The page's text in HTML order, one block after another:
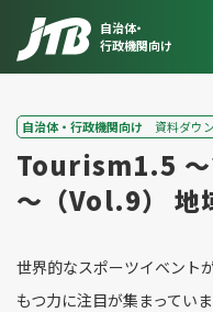
自治体・
行政機関向け
自治体・行政機関向け 資料ダウ
Tourism1.5 ～
～（Vol.9） 地
世界的なスポーツイベント
もつ力に注目が集まってい